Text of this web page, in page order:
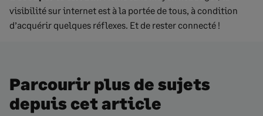
visibilité sur internet est à la portée de tous, à condition
d’acquérir quelques réflexes. Et de rester connecté !
Parcourir plus de sujets
depuis cet article